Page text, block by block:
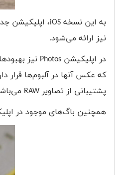
به این نسخه iOS، اپلیکیشن
نیز ارائه می‌شود.
در اپلیکیشن Photos نیز
که عکس آنها در آلبوم‌ها قرار
پشتیبانی از تصاویر RAW
همچنین باگ‌های موجود در